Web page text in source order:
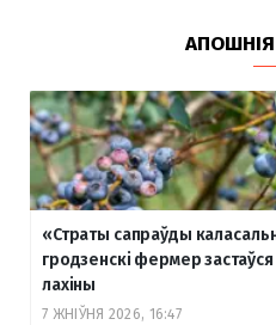
«Страты сапраўды
гродзенскі фермер
лахіны
7 ЖНІЎНЯ 2026, 16:47